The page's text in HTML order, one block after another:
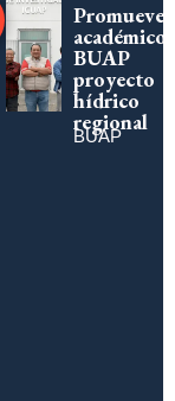
Promueve
académico
BUAP
proyecto
hídrico
regional
BUAP